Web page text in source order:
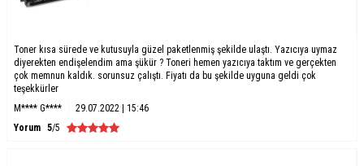
Toner kısa sürede ve kutusuyla güzel paketlenmiş şekilde ulaştı. Yazıcıya uymaz
diyerekten endişelendim ama şükür ? Toneri hemen yazıcıya taktım ve gerçekten
çok memnun kaldık. sorunsuz çalıştı. Fiyatı da bu şekilde uyguna geldi çok
teşekkürler
M**** G****
29.07.2022 | 15:46
Yorum 5/5